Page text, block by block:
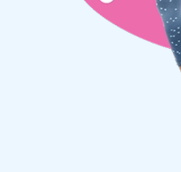
inflatables te koop. Deze
'kerst' laten jouw stand of
met sneeuw geeft een
ze zijn nog
je heel gemakkelijk met
ongeveer 20 minuten voor